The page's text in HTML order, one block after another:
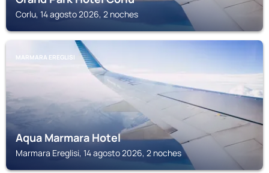
Corlu, 14 agosto 2026, 2 noches
MARMARA EREGLISI
Aqua Marmara Hotel
Marmara Ereglisi, 14 agosto 2026, 2 noches